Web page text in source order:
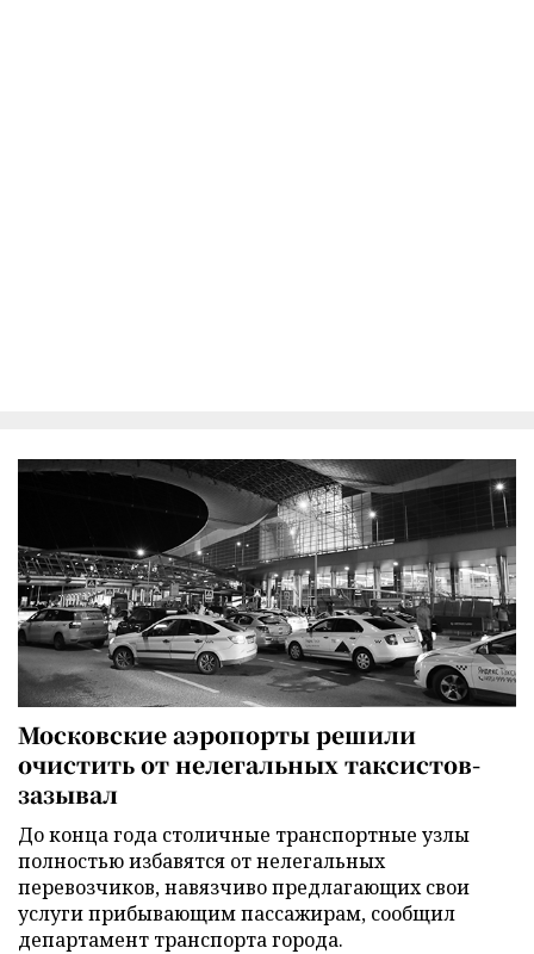
Московские аэропорты решили
очистить от нелегальных таксистов-
зазывал
До конца года столичные транспортные узлы
полностью избавятся от нелегальных
перевозчиков, навязчиво предлагающих свои
услуги прибывающим пассажирам, сообщил
департамент транспорта города.